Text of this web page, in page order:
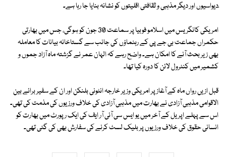
ٓدیواسیوں اور دیگر مذہبی و ثقافتی اقلیتوں کو نشانہ بنایا جا رہا ہے۔
امریکی کانگریس میں اسلامو فوبیا پر سماعت 30 جون کو ہوگی، جس میں بھارتی
حکمراں جماعت بی جے پی کے رہنماؤں کی جانب سے گستاخانہ بیانات کا معاملہ
بھی زیر بحث آنے کا امکان ہے۔ واضح رہے کہ الہان عمر نے گزشتہ ماہ آزاد جموں و
کشمیر میں کنٹرول لائن کا دورہ کیا تھا۔
قبل ازیں رواں ماہ کے آغاز پر امریکی وزیر خارجہ انٹونی بلنکن اور ان کے سفیر برائے بین
الاقوامی مذہبی آزادی نے بھارت میں مذہبی آزادی کی خلاف ورزیوں کی مذمت کی تھی۔
اس سے پہلے اپریل کے آخر میں یو ایس سی آئی آر ایف کی ایک رپورٹ میں بھارت کو
انسانی حقوق کی خلاف ورزیوں پر بلیک لسٹ کرنے کی سفارش بھی کی گئی تھی۔